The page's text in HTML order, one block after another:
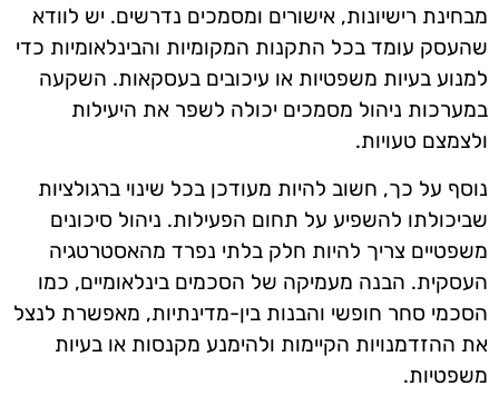
מבחינת רישיונות, אישורים ומסמכים נדרשים. יש לוודא
שהעסק עומד בכל התקנות המקומיות והבינלאומיות כדי
למנוע בעיות משפטיות או עיכובים בעסקאות. השקעה
במערכות ניהול מסמכים יכולה לשפר את היעילות
ולצמצם טעויות.
נוסף על כך, חשוב להיות מעודכן בכל שינוי ברגולציות
שביכולתו להשפיע על תחום הפעילות. ניהול סיכונים
משפטיים צריך להיות חלק בלתי נפרד מהאסטרטגיה
העסקית. הבנה מעמיקה של הסכמים בינלאומיים, כמו
הסכמי סחר חופשי והבנות בין-מדינתיות, מאפשרת לנצל
את ההזדמנויות הקיימות ולהימנע מקנסות או בעיות
משפטיות.